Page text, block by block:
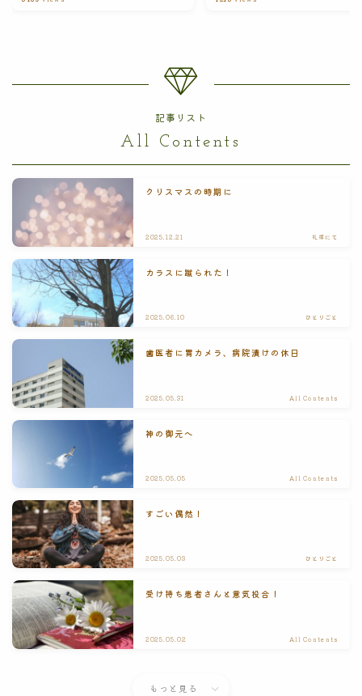
記事リスト
All Contents
クリスマスの時期に
2025.12.21 礼拝にて
カラスに蹴られた！
2025.06.10 ひとりごと
歯医者に胃カメラ、病院漬けの休日
2025.05.31 All Contents
神の御元へ
2025.05.05 All Contents
すごい偶然！
2025.05.03 ひとりごと
受け持ち患者さんと意気投合！
2025.05.02 All Contents
もっと見る